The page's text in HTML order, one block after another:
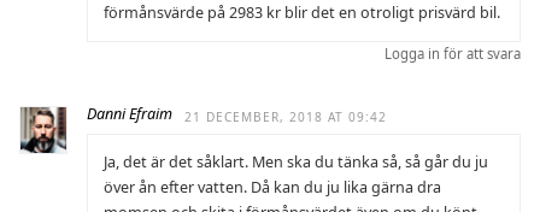
förmånsvärde på 2983 kr blir det en otroligt prisvärd bil.
Logga in för att svara
Danni Efraim 21 DECEMBER, 2018 AT 09:42
Ja, det är det såklart. Men ska du tänka så, så går du ju
över ån efter vatten. Då kan du ju lika gärna dra